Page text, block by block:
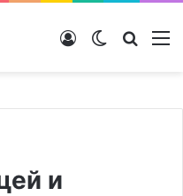
Switch skin
Войти
и